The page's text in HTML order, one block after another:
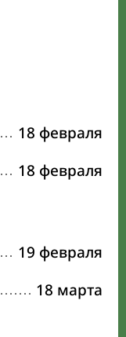
18 февраля
18 февраля
19 февраля
18 марта